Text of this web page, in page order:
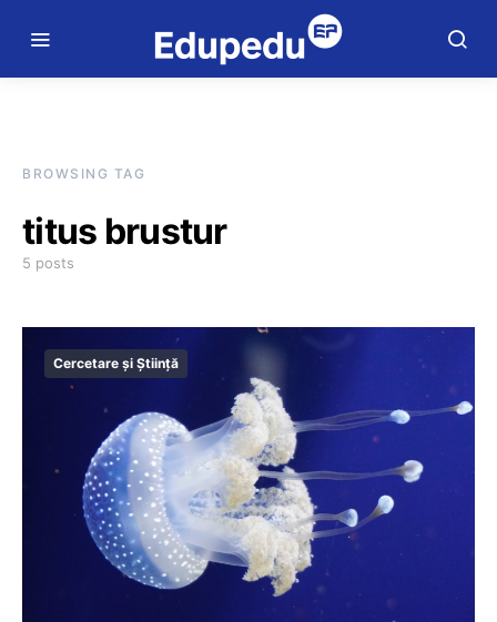
BROWSING TAG
titus brustur
5 posts
Cercetare și Știință